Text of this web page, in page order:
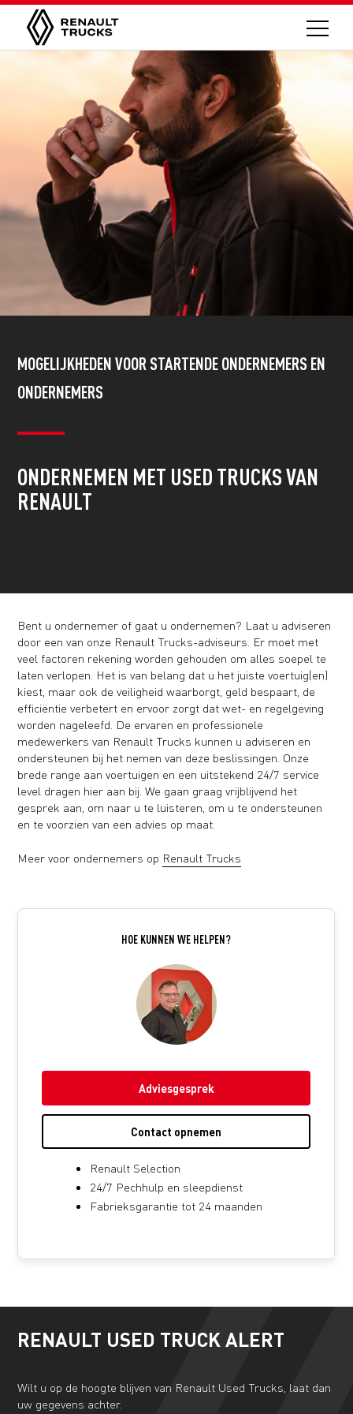
MOGELIJKHEDEN VOOR STARTENDE ONDERNEMERS EN
ONDERNEMERS
ONDERNEMEN MET USED TRUCKS VAN
RENAULT
Bent u ondernemer of gaat u ondernemen? Laat u adviseren
door een van onze Renault Trucks-adviseurs. Er moet met
veel factoren rekening worden gehouden om alles soepel te
laten verlopen. Het is van belang dat u het juiste voertuig(en)
kiest, maar ook de veiligheid waarborgt, geld bespaart, de
efficiëntie verbetert en ervoor zorgt dat wet- en regelgeving
worden nageleefd. De ervaren en professionele
medewerkers van Renault Trucks kunnen u adviseren en
ondersteunen bij het nemen van deze beslissingen. Onze
brede range aan voertuigen en een uitstekend 24/7 service
level dragen hier aan bij. We gaan graag vrijblijvend het
gesprek aan, om naar u te luisteren, om u te ondersteunen
en te voorzien van een advies op maat.
Meer voor ondernemers op Renault Trucks
HOE KUNNEN WE HELPEN?
Adviesgesprek
Contact opnemen
Renault Selection
24/7 Pechhulp en sleepdienst
Fabrieksgarantie tot 24 maanden
RENAULT USED TRUCK ALERT
Wilt u op de hoogte blijven van Renault Used Trucks, laat dan
uw gegevens achter.